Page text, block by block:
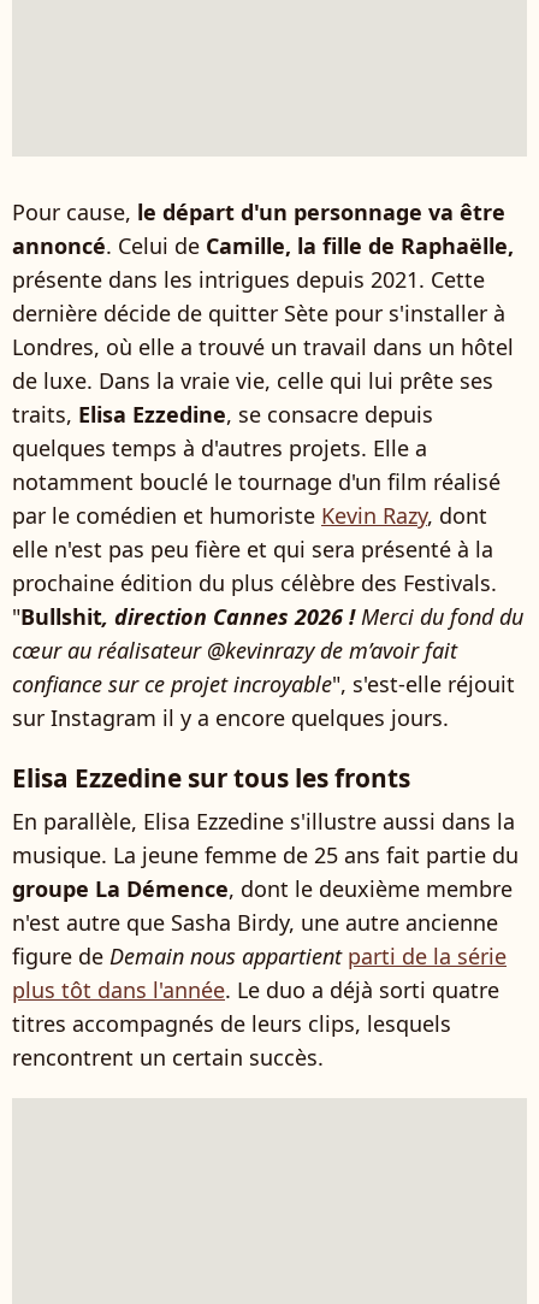
Pour cause, le départ d'un personnage va être
annoncé. Celui de Camille, la fille de Raphaëlle,
présente dans les intrigues depuis 2021. Cette
dernière décide de quitter Sète pour s'installer à
Londres, où elle a trouvé un travail dans un hôtel
de luxe. Dans la vraie vie, celle qui lui prête ses
traits, Elisa Ezzedine, se consacre depuis
quelques temps à d'autres projets. Elle a
notamment bouclé le tournage d'un film réalisé
par le comédien et humoriste Kevin Razy, dont
elle n'est pas peu fière et qui sera présenté à la
prochaine édition du plus célèbre des Festivals.
"Bullshit, direction Cannes 2026 !Merci du fond du
cœur au réalisateur @kevinrazy de m’avoir fait
confiance sur ce projet incroyable", s'est-elle réjouit
sur Instagram il y a encore quelques jours.
Elisa Ezzedine sur tous les fronts
En parallèle, Elisa Ezzedine s'illustre aussi dans la
musique. La jeune femme de 25 ans fait partie du
groupe La Démence, dont le deuxième membre
n'est autre que Sasha Birdy, une autre ancienne
figure de Demain nous appartient parti de la série
plus tôt dans l'année. Le duo a déjà sorti quatre
titres accompagnés de leurs clips, lesquels
rencontrent un certain succès.